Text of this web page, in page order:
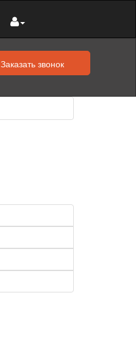
Заказать звонок